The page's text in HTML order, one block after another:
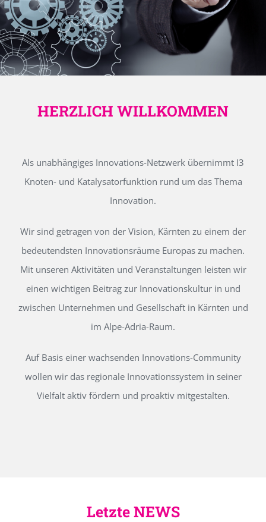
HERZLICH WILLKOMMEN
Als unabhängiges Innovations-Netzwerk übernimmt I3
Knoten- und Katalysatorfunktion rund um das Thema
Innovation.
Wir sind getragen von der Vision, Kärnten zu einem der
bedeutendsten Innovationsräume Europas zu machen.
Mit unseren Aktivitäten und Veranstaltungen leisten wir
einen wichtigen Beitrag zur Innovationskultur in und
zwischen Unternehmen und Gesellschaft in Kärnten und
im Alpe-Adria-Raum.
Auf Basis einer wachsenden Innovations-Community
wollen wir das regionale Innovationssystem in seiner
Vielfalt aktiv fördern und proaktiv mitgestalten.
Letzte NEWS